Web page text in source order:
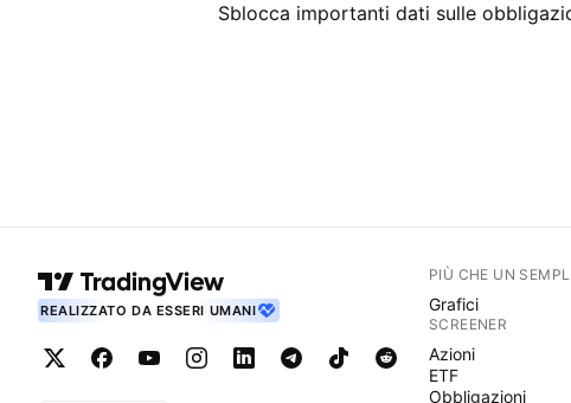
Sblocca importanti dati sulle
REALIZZATO DA ESSERI UMANI
PIÙ CHE UN
Grafici
SCREENER
Azioni
ETF
Obbligazioni